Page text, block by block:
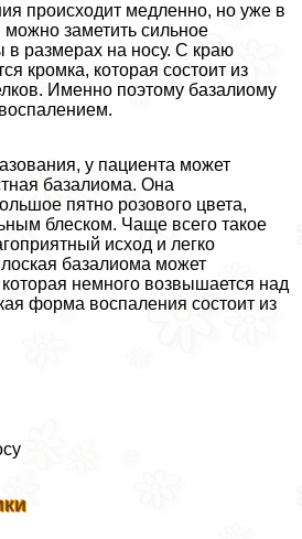
происходит медленно, но уже в
заметить сильное
в размерах на носу. С краю
кромка, которая состоит из
Именно поэтому базалиому
у пациента может
базалиома. Она
пятно розового цвета,
блеском. Чаще всего такое
исход и легко
базалиома может
немного возвышается над
форма воспаления состоит из